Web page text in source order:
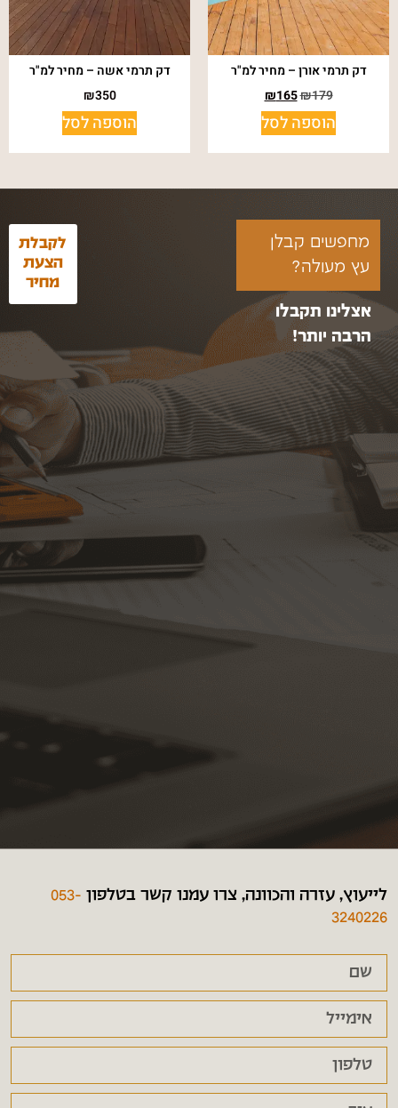
דק תרמי אורן – מחיר למ"ר
₪179
₪165
הוספה לסל
דק תרמי אשה – מחיר למ"ר
₪350
הוספה לסל
מחפשים קבלן
עץ מעולה?
אצלינו תקבלו
הרבה יותר!
לקבלת
הצעת
מחיר
לייעוץ, עזרה והכוונה, צרו עמנו קשר בטלפון 053-
3240226